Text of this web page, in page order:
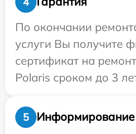
По окончании
услуги Вы получите
сертификат на
Polaris сроком до 3
5
Информирование